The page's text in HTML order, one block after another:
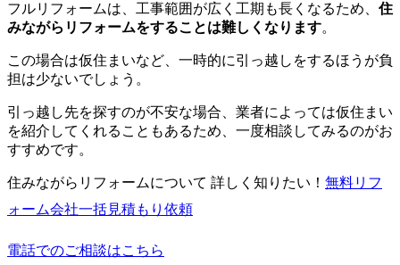
フルリフォームは、工事範囲が広く工期も長くなるため、 住
みながらリフォームをすることは難しくなります。
この場合は仮住まいなど、一時的に引っ越しをするほうが負
担は少ないでしょう。
引っ越し先を探すのが不安な場合、業者によっては仮住まい
を紹介してくれることもあるため、一度相談してみるのがお
すすめです。
住みながらリフォームについて 詳しく知りたい！ 無料リフ
ォーム会社一括見積もり依頼
電話でのご相談はこちら